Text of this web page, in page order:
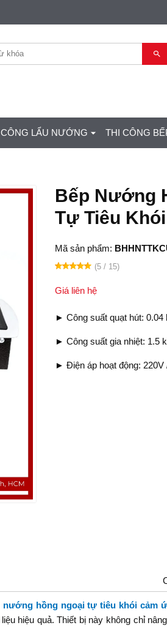
LẨU NƯỚNG THI CÔNG
Bếp Nướng
Tự Tiêu
Mã sản phẩm:
(5 / 15)
Giá liên hệ
► Công suất quạt hút: 0.04
► Công suất gia nhiệt: 1.5
► Điện áp hoạt động: 220V
nướng hồng ngoại tự tiêu khói cảm
hiệu quả. Thiết bị này không chỉ